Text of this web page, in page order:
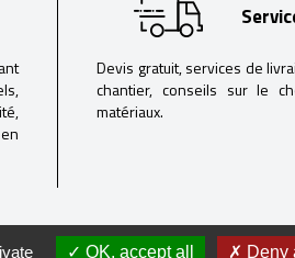
Devis gratuit, services de
chantier, conseils sur le
matériaux.
OK, accept all Deny